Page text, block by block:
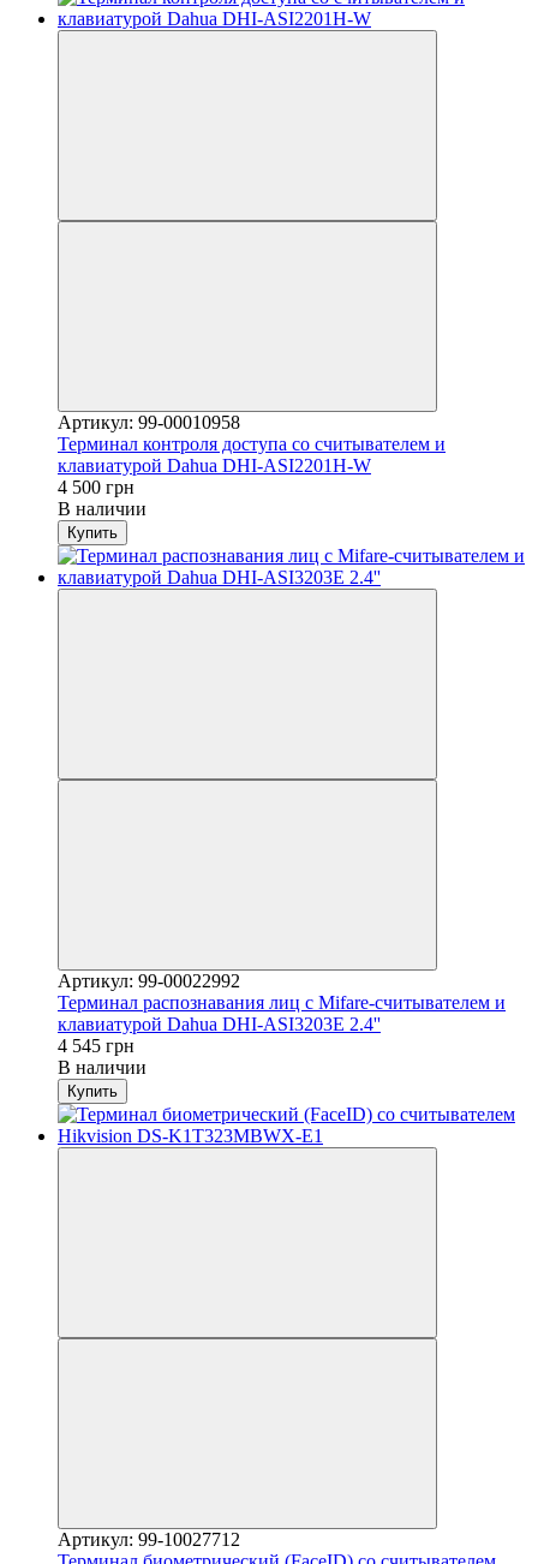
Артикул: 99-00010958
Терминал контроля доступа со считывателем и
клавиатурой Dahua DHI-ASI2201H-W
4 500 грн
В наличии
Купить
Артикул: 99-00022992
Терминал распознавания лиц с Mifare-считывателем и
клавиатурой Dahua DHI-ASI3203E 2.4''
4 545 грн
В наличии
Купить
Артикул: 99-10027712